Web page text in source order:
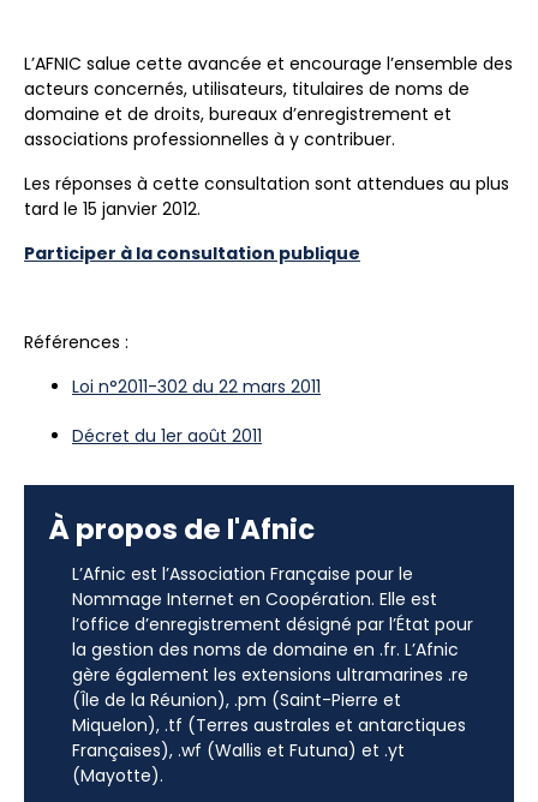
L’AFNIC salue cette avancée et encourage l’ensemble des
acteurs concernés, utilisateurs, titulaires de noms de
domaine et de droits, bureaux d’enregistrement et
associations professionnelles à y contribuer.
Les réponses à cette consultation sont attendues au plus
tard le 15 janvier 2012.
Participer à la consultation publique
Références :
Loi n°2011-302 du 22 mars 2011
Décret du 1er août 2011
À propos de l'Afnic
L’Afnic est l’Association Française pour le
Nommage Internet en Coopération. Elle est
l’office d’enregistrement désigné par l’État pour
la gestion des noms de domaine en .fr. L’Afnic
gère également les extensions ultramarines .re
(Île de la Réunion), .pm (Saint-Pierre et
Miquelon), .tf (Terres australes et antarctiques
Françaises), .wf (Wallis et Futuna) et .yt
(Mayotte).